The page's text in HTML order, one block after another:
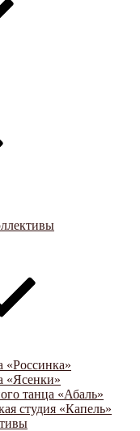
«Россинка»
«Ясенки»
танца «Абаль»
студия «Капель»